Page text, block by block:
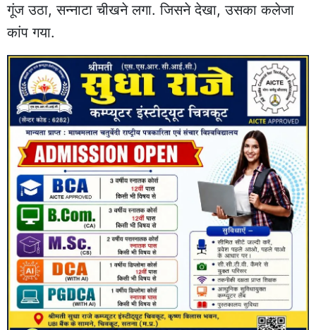
गूंज उठा, सन्नाटा चीखने लगा. जिसने देखा, उसका कलेजा
कांप गया.